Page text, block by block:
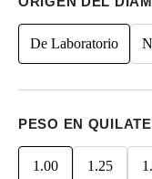
De Laboratorio
PESO EN
1.00 1.25